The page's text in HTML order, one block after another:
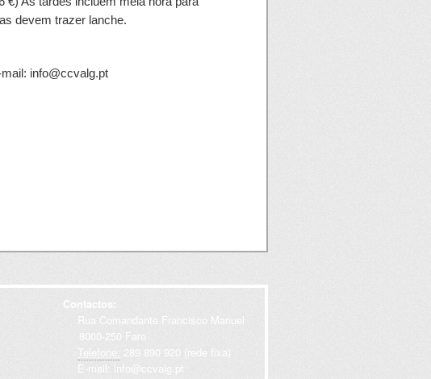
devem trazer lanche.
info@ccvalg.pt
Contactos:
Rua Comandante Francisco Manuel
8000-250 Faro
Telefone: 289 890 920 (rede fixa)
E-mail: info@ccvalg.pt